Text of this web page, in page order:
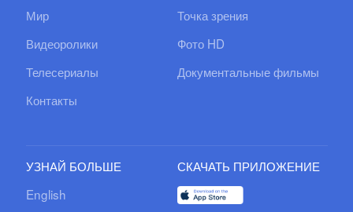
Мир
Точка зрения
Видеоролики
Фото HD
Телесериалы
Документальные фильмы
Контакты
УЗНАЙ БОЛЬШЕ
English
СКАЧАТЬ ПРИЛОЖЕНИЕ